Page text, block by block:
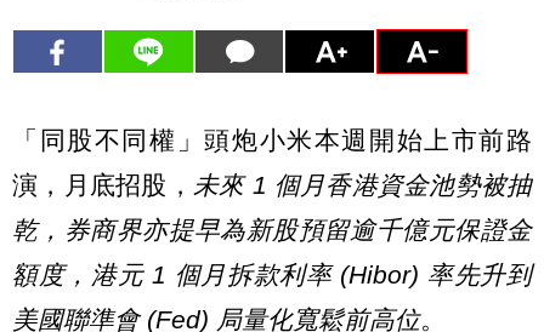
「同股不同權」頭炮小米本週開始上市前路
演，月底招股， 未來 1 個月香港資金池勢被抽
乾，券商界亦提早為新股預留逾千億元保證金
額度，港元 1 個月拆款利率 (Hibor) 率先升到
美國聯準會 (Fed) 局量化寬鬆前高位。